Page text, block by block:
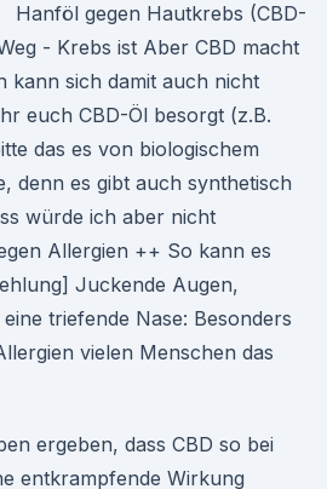
Hanföl gegen Hautkrebs (CBD-
- Krebs ist Aber CBD macht
kann sich damit auch nicht
euch CBD-Öl besorgt (z.B.
das es von biologischem
denn es gibt auch synthetisch
würde ich aber nicht
Allergien ++ So kann es
Juckende Augen,
triefende Nase: Besonders
vielen Menschen das
ergeben, dass CBD so bei
entkrampfende Wirkung